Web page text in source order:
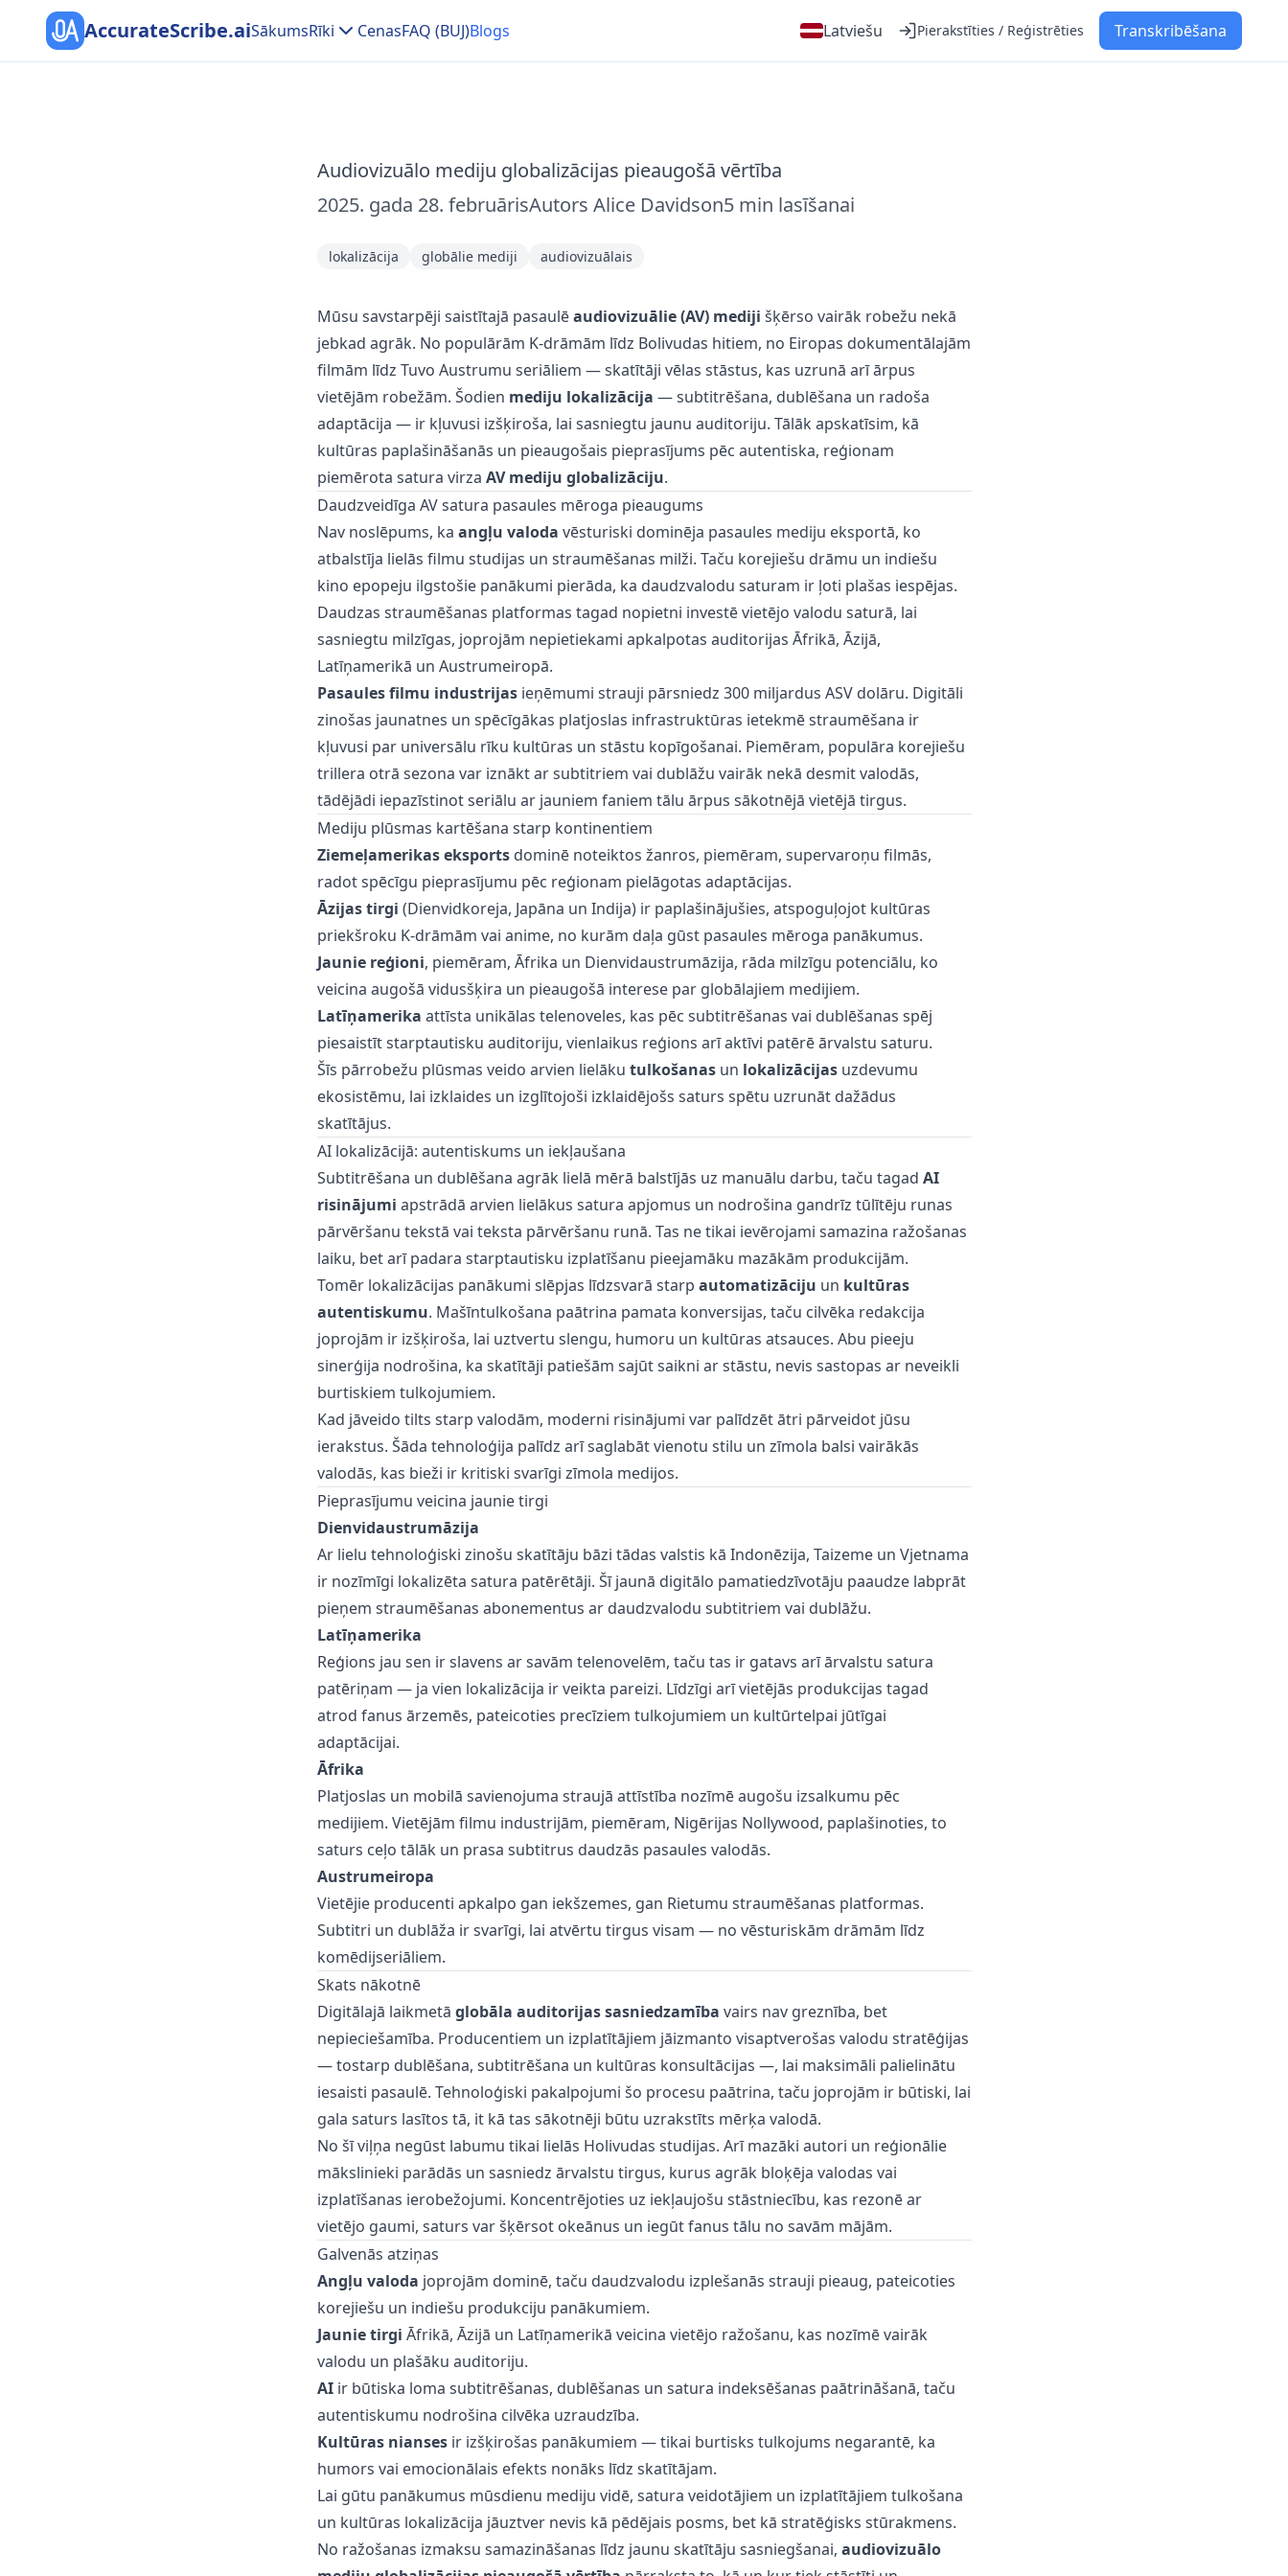
AccurateScribe.aiSākumsRīki CenasFAQ (BUJ)Blogs Latviešu Pierakstīties / Reģistrēties Transkribēšana
Audiovizuālo mediju globalizācijas pieaugošā vērtība
2025. gada 28. februārisAutors Alice Davidson5 min lasīšanai
lokalizācija globālie mediji audiovizuālais
Mūsu savstarpēji saistītajā pasaulēaudiovizuālie (AV) mediji šķērso vairāk robežu nekā
jebkad agrāk. No populārām K-drāmām līdz Bolivudas hitiem, no Eiropas dokumentālajām
filmām līdz Tuvo Austrumu seriāliem — skatītāji vēlas stāstus, kas uzrunā arī ārpus
vietējām robežām. Šodien mediju lokalizācija — subtitrēšana, dublēšana un radoša
adaptācija — ir kļuvusi izšķiroša, lai sasniegtu jaunu auditoriju. Tālāk apskatīsim, kā
kultūras paplašināšanās un pieaugošais pieprasījums pēc autentiska, reģionam
piemērota satura virza AV mediju globalizāciju.
Daudzveidīga AV satura pasaules mēroga pieaugums
Nav noslēpums, ka angļu valoda vēsturiski dominēja pasaules mediju eksportā, ko
atbalstīja lielās filmu studijas un straumēšanas milži. Taču korejiešu drāmu un indiešu
kino epopeju ilgstošie panākumi pierāda, ka daudzvalodu saturam ir ļoti plašas iespējas.
Daudzas straumēšanas platformas tagad nopietni investē vietējo valodu saturā, lai
sasniegtu milzīgas, joprojām nepietiekami apkalpotas auditorijas Āfrikā, Āzijā,
Latīņamerikā un Austrumeiropā.
Pasaules filmu industrijasieņēmumi strauji pārsniedz 300 miljardus ASV dolāru. Digitāli
zinošas jaunatnes un spēcīgākas platjoslas infrastruktūras ietekmē straumēšana ir
kļuvusi par universālu rīku kultūras un stāstu kopīgošanai. Piemēram, populāra korejiešu
trillera otrā sezona var iznākt ar subtitriem vai dublāžu vairāk nekā desmit valodās,
tādējādi iepazīstinot seriālu ar jauniem faniem tālu ārpus sākotnējā vietējā tirgus.
Mediju plūsmas kartēšana starp kontinentiem
Ziemeļamerikas eksportsdominē noteiktos žanros, piemēram, supervaroņu filmās,
radot spēcīgu pieprasījumu pēc reģionam pielāgotas adaptācijas.
Āzijas tirgi (Dienvidkoreja, Japāna un Indija) ir paplašinājušies, atspoguļojot kultūras
priekšroku K-drāmām vai anime, no kurām daļa gūst pasaules mēroga panākumus.
Jaunie reģioni, piemēram, Āfrika un Dienvidaustrumāzija, rāda milzīgu potenciālu, ko
veicina augošā vidusšķira un pieaugošā interese par globālajiem medijiem.
Latīņamerika attīsta unikālas telenoveles, kas pēc subtitrēšanas vai dublēšanas spēj
piesaistīt starptautisku auditoriju, vienlaikus reģions arī aktīvi patērē ārvalstu saturu.
Šīs pārrobežu plūsmas veido arvien lielāku tulkošanasun lokalizācijasuzdevumu
ekosistēmu, lai izklaides un izglītojoši izklaidējošs saturs spētu uzrunāt dažādus
skatītājus.
AI lokalizācijā: autentiskums un iekļaušana
Subtitrēšana un dublēšana agrāk lielā mērā balstījās uz manuālu darbu, taču tagad AI
risinājumi apstrādā arvien lielākus satura apjomus un nodrošina gandrīz tūlītēju runas
pārvēršanu tekstā vai teksta pārvēršanu runā. Tas ne tikai ievērojami samazina ražošanas
laiku, bet arī padara starptautisku izplatīšanu pieejamāku mazākām produkcijām.
Tomēr lokalizācijas panākumi slēpjas līdzsvarā starp automatizāciju un kultūras
autentiskumu. Mašīntulkošana paātrina pamata konversijas, taču cilvēka redakcija
joprojām ir izšķiroša, lai uztvertu slengu, humoru un kultūras atsauces. Abu pieeju
sinerģija nodrošina, ka skatītāji patiešām sajūt saikni ar stāstu, nevis sastopas ar neveikli
burtiskiem tulkojumiem.
Kad jāveido tilts starp valodām, moderni risinājumi var palīdzēt ātri pārveidot jūsu
ierakstus. Šāda tehnoloģija palīdz arī saglabāt vienotu stilu un zīmola balsi vairākās
valodās, kas bieži ir kritiski svarīgi zīmola medijos.
Pieprasījumu veicina jaunie tirgi
Dienvidaustrumāzija
Ar lielu tehnoloģiski zinošu skatītāju bāzi tādas valstis kā Indonēzija, Taizeme un Vjetnama
ir nozīmīgi lokalizēta satura patērētāji. Šī jaunā digitālo pamatiedzīvotāju paaudze labprāt
pieņem straumēšanas abonementus ar daudzvalodu subtitriem vai dublāžu.
Latīņamerika
Reģions jau sen ir slavens ar savām telenovelēm, taču tas ir gatavs arī ārvalstu satura
patēriņam — ja vien lokalizācija ir veikta pareizi. Līdzīgi arī vietējās produkcijas tagad
atrod fanus ārzemēs, pateicoties precīziem tulkojumiem un kultūrtelpai jūtīgai
adaptācijai.
Āfrika
Platjoslas un mobilā savienojuma straujā attīstība nozīmē augošu izsalkumu pēc
medijiem. Vietējām filmu industrijām, piemēram, Nigērijas Nollywood, paplašinoties, to
saturs ceļo tālāk un prasa subtitrus daudzās pasaules valodās.
Austrumeiropa
Vietējie producenti apkalpo gan iekšzemes, gan Rietumu straumēšanas platformas.
Subtitri un dublāža ir svarīgi, lai atvērtu tirgus visam — no vēsturiskām drāmām līdz
komēdijseriāliem.
Skats nākotnē
Digitālajā laikmetā globāla auditorijas sasniedzamība vairs nav greznība, bet
nepieciešamība. Producentiem un izplatītājiem jāizmanto visaptverošas valodu stratēģijas
— tostarp dublēšana, subtitrēšana un kultūras konsultācijas —, lai maksimāli palielinātu
iesaisti pasaulē. Tehnoloģiski pakalpojumi šo procesu paātrina, taču joprojām ir būtiski, lai
gala saturs lasītos tā, it kā tas sākotnēji būtu uzrakstīts mērķa valodā.
No šī viļņa negūst labumu tikai lielās Holivudas studijas. Arī mazāki autori un reģionālie
mākslinieki parādās un sasniedz ārvalstu tirgus, kurus agrāk bloķēja valodas vai
izplatīšanas ierobežojumi. Koncentrējoties uz iekļaujošu stāstniecību, kas rezonē ar
vietējo gaumi, saturs var šķērsot okeānus un iegūt fanus tālu no savām mājām.
Galvenās atziņas
Angļu valoda joprojām dominē, taču daudzvalodu izplešanās strauji pieaug, pateicoties
korejiešu un indiešu produkciju panākumiem.
Jaunie tirgi Āfrikā, Āzijā un Latīņamerikā veicina vietējo ražošanu, kas nozīmē vairāk
valodu un plašāku auditoriju.
AIir būtiska loma subtitrēšanas, dublēšanas un satura indeksēšanas paātrināšanā, taču
autentiskumu nodrošina cilvēka uzraudzība.
Kultūras niansesir izšķirošas panākumiem — tikai burtisks tulkojums negarantē, ka
humors vai emocionālais efekts nonāks līdz skatītājam.
Lai gūtu panākumus mūsdienu mediju vidē, satura veidotājiem un izplatītājiem tulkošana
un kultūras lokalizācija jāuztver nevis kā pēdējais posms, bet kā stratēģisks stūrakmens.
No ražošanas izmaksu samazināšanas līdz jaunu skatītāju sasniegšanai, audiovizuālo